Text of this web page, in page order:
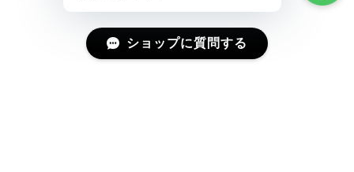
ショップに質問する